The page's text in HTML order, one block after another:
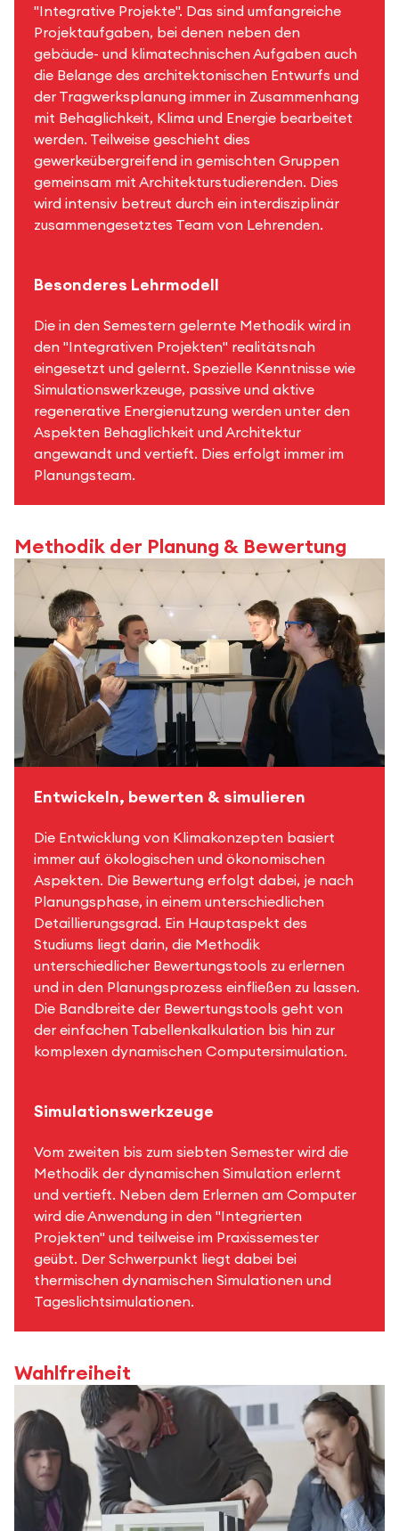
"Integrative Projekte". Das sind umfangreiche
Projektaufgaben, bei denen neben den
gebäude- und klimatechnischen Aufgaben auch
die Belange des architektonischen Entwurfs und
der Tragwerksplanung immer in Zusammenhang
mit Behaglichkeit, Klima und Energie bearbeitet
werden. Teilweise geschieht dies
gewerkeübergreifend in gemischten Gruppen
gemeinsam mit Architekturstudierenden. Dies
wird intensiv betreut durch ein interdisziplinär
zusammengesetztes Team von Lehrenden.
Besonderes Lehrmodell
Die in den Semestern gelernte Methodik wird in
den "Integrativen Projekten" realitätsnah
eingesetzt und gelernt. Spezielle Kenntnisse wie
Simulationswerkzeuge, passive und aktive
regenerative Energienutzung werden unter den
Aspekten Behaglichkeit und Architektur
angewandt und vertieft. Dies erfolgt immer im
Planungsteam.
Methodik der Planung & Bewertung
Entwickeln, bewerten & simulieren
Die Entwicklung von Klimakonzepten basiert
immer auf ökologischen und ökonomischen
Aspekten. Die Bewertung erfolgt dabei, je nach
Planungsphase, in einem unterschiedlichen
Detaillierungsgrad. Ein Hauptaspekt des
Studiums liegt darin, die Methodik
unterschiedlicher Bewertungstools zu erlernen
und in den Planungsprozess einfließen zu lassen.
Die Bandbreite der Bewertungstools geht von
der einfachen Tabellenkalkulation bis hin zur
komplexen dynamischen Computersimulation.
Simulationswerkzeuge
Vom zweiten bis zum siebten Semester wird die
Methodik der dynamischen Simulation erlernt
und vertieft. Neben dem Erlernen am Computer
wird die Anwendung in den "Integrierten
Projekten" und teilweise im Praxissemester
geübt. Der Schwerpunkt liegt dabei bei
thermischen dynamischen Simulationen und
Tageslichtsimulationen.
Wahlfreiheit